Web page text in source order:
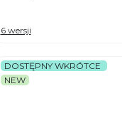
6 wersji
DOSTĘPNY WKRÓTCE
NEW